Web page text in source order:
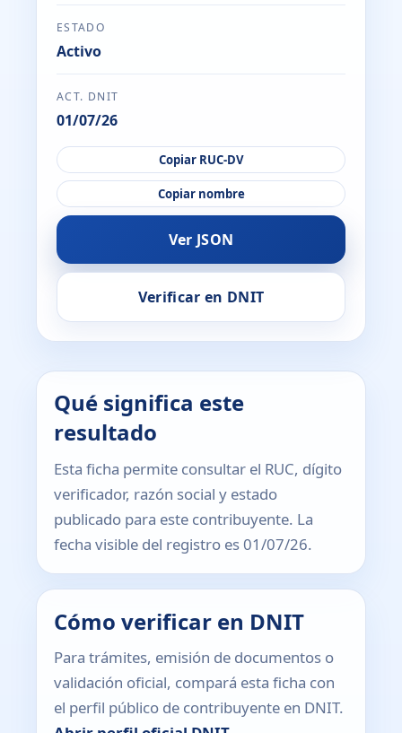
ESTADO
Activo
ACT. DNIT
01/07/26
Copiar RUC-DV
Copiar nombre
Ver JSON
Verificar en DNIT
Qué significa este
resultado
Esta ficha permite consultar el RUC, dígito
verificador, razón social y estado
publicado para este contribuyente. La
fecha visible del registro es 01/07/26.
Cómo verificar en DNIT
Para trámites, emisión de documentos o
validación oficial, compará esta ficha con
el perfil público de contribuyente en DNIT.